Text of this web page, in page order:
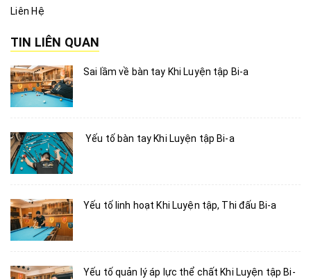
Liên Hệ
TIN LIÊN QUAN
Sai lầm về bàn tay Khi Luyện tập Bi-a
Yếu tố bàn tay Khi Luyện tập Bi-a
Yếu tố linh hoạt Khi Luyện tập, Thi đấu Bi-a
Yếu tố quản lý áp lực thể chất Khi Luyện tập Bi-